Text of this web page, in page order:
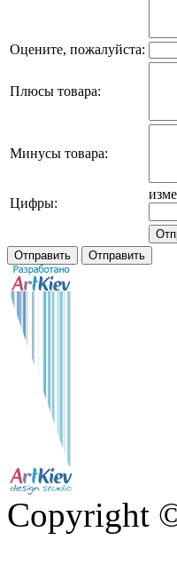
Оцените, пожалуйста:
Плюсы товара:
Минусы товара:
Цифры:
Copyright